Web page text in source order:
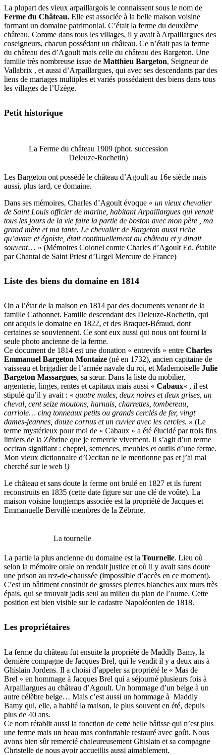
La plupart des vieux arpaillargois le connaissent sous le nom de
Ferme du Château. Elle est associée à la belle maison voisine
formant un domaine patrimonial. C’était la ferme du deuxième
château. Comme dans tous les villages, il y avait à Arpaillargues des
coseigneurs, chacun possédant un château. Ce n’était pas la ferme
du château des d’Agoult mais celle du château des Bargeton. Une
famille très nombreuse issue de Matthieu Bargeton, Seigneur de
Vallabrix , et aussi d’Arpaillargues, qui avec ses descendants par des
liens de mariages multiples et variés possédaient des biens dans tous
les villages de l’Uzège.
Petit historique
La Ferme du château 1909 (phot. succession
Deleuze-Rochetin)
Les Bargeton ont possédé le château d’Agoult au 16e siècle mais
aussi, plus tard, ce domaine.
Dans ses mémoires, Charles d’Agoult évoque « un vieux chevalier
de Saint Louis officier de marine, habitant Arpaillargues qui venait
tous les jours de la vie faire la partie de boston avec mon père , ma
grand mère et ma tante. Le chevalier de Bargeton aussi riche
qu’avare et égoïste, était continuellement au château et y dinait
souvent… » (Mémoires Colonel comte Charles d’Agoult Ed. établie
par Chantal de Saint Priest d’Urgel Mercure de France)
Liste des biens du domaine en 1814
On a l’état de la maison en 1814 par des documents venant de la
famille Cathonnet. Famille descendant des Deleuze-Rochetin, qui
ont acquis le domaine en 1822, et des Braquet-Béraud, dont
certaines se souviennent. Ce sont eux aussi qui nous ont fourni la
seule photo ancienne de la ferme.
Ce document de 1814 est une donation « entrevifs » entre Charles
Emmanuel Bargeton Montaize (né en 1732), ancien capitaine de
vaisseau et brigadier de l’armée navale du roi, et Mademoiselle Julie
Bargeton Massargues, sa sœur. Dans la liste du mobilier,
argenterie, linges, rentes et capitaux mais aussi « Cabaux« , il est
stipulé qu’il y avait : « quatre mules, deux noires et deux grises, un
cheval, cent seize moutons, harnais, charrettes, tombereau,
carriole… cinq tonneaux petits ou grands cerclés de fer, vingt
dames-jeannes, douze cornus et un cuvier avec les cercles. » (Le
terme mystérieux pour moi de « Cabaux » a été élucidé par trois fins
limiers de la Zébrine que je remercie vivement. Il s’agit d’un terme
occitan signifiant : cheptel, semences, meubles et outils d’une ferme.
Mon vieux dictionnaire d’Occitan ne le mentionne pas et j’ai mal
cherché sur le web !)
Le château et sans doute la ferme ont brulé en 1827 et ils furent
reconstruits en 1835 (cette date figure sur une clé de voûte). La
maison voisine longtemps associée est la propriété de Jacques et
Emmanuelle Bervillé membres de la Zébrine.
La tournelle
La partie la plus ancienne du domaine est la Tournelle. Lieu où
selon la mémoire orale on rendait justice et où il y avait sans doute
une prison au rez-de-chaussée (impossible d’accès en ce moment).
C’est un bâtiment construit de grosses pierres blanches aux murs très
épais, qui se trouvait jadis seul au milieu du plan de l’oume. Cette
position est bien visible sur le cadastre Napoléonien de 1818.
Les propriétaires
La ferme du château fut ensuite la propriété de Maddly Bamy, la
dernière compagne de Jacques Brel, qui le vendit il y a deux ans à
Ghislain Jordens. Il a choisi d’appeler sa propriété le « Mas de
Brel » en hommage à Jacques Brel qui a séjourné plusieurs fois à
Arpaillargues au château d’Agoult. Un hommage d’un belge à un
autre célèbre belge… Mais c’est aussi un hommage à Maddly
Bamy qui, elle, a habité la maison, le plus souvent en été, depuis
plus de 40 ans.
Ce nom rétablit aussi la fonction de cette belle bâtisse qui n’est plus
une ferme mais un beau mas confortable restauré avec goût. Nous
avons bien sûr remercié chaleureusement Ghislain et sa compagne
Christelle de nous avoir accueillis aussi aimablement.